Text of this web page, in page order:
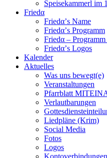
Speisekammerl im
Friedα
Friedα’s Name
Friedα’s Programm
Friedα –
Friedα’s Logos
Kalender
Aktuelles
Was uns bewegt(e)
Veranstaltungen
Pfarrblatt
Verlautbarungen
Liedpläne (Krim)
Social Media
Fotos
Logos